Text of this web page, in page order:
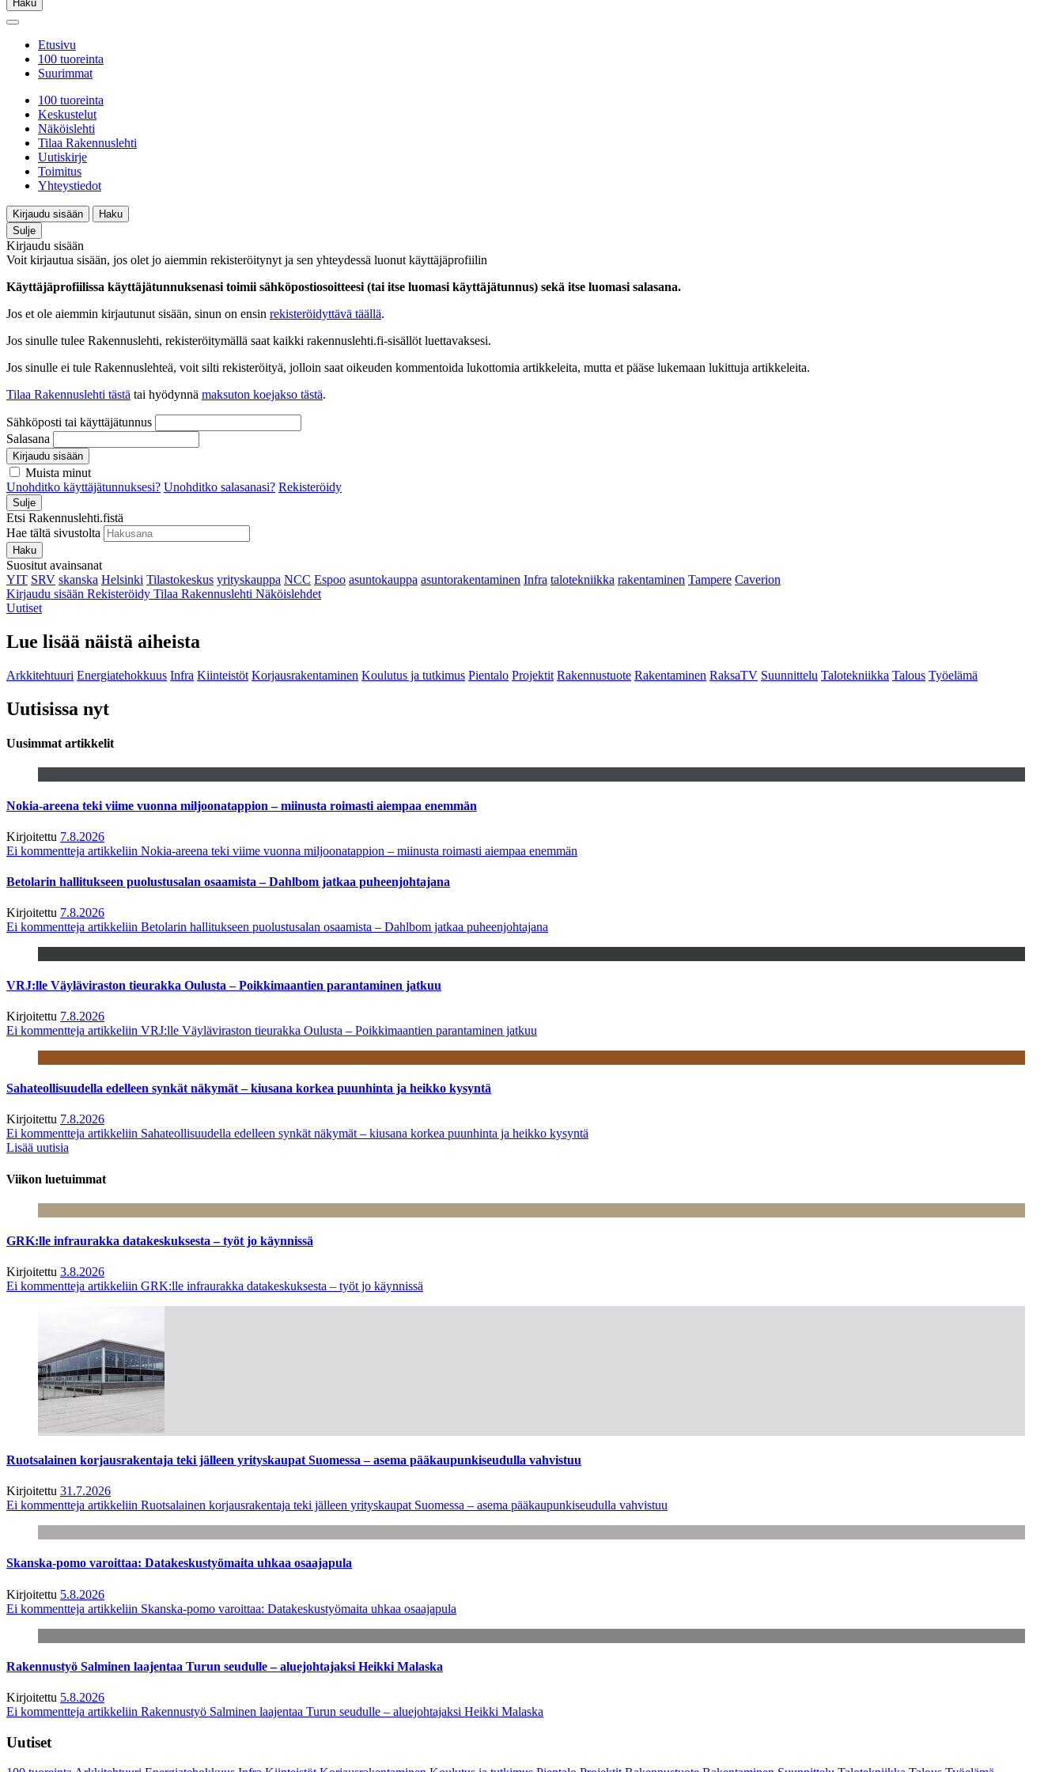
Haku
Etusivu
100 tuoreinta
Suurimmat
100 tuoreinta
Keskustelut
Näköislehti
Tilaa Rakennuslehti
Uutiskirje
Toimitus
Yhteystiedot
Kirjaudu sisään
Haku
Sulje
Kirjaudu sisään
Voit kirjautua sisään, jos olet jo aiemmin rekisteröitynyt ja sen yhteydessä luonut käyttäjäprofiilin
Käyttäjäprofiilissa käyttäjätunnuksenasi toimii sähköpostiosoitteesi (tai itse luomasi käyttäjätunnus) sekä itse luomasi salasana.
Jos et ole aiemmin kirjautunut sisään, sinun on ensin rekisteröidyttävä täällä.
Jos sinulle tulee Rakennuslehti, rekisteröitymällä saat kaikki rakennuslehti.fi-sisällöt luettavaksesi.
Jos sinulle ei tule Rakennuslehteä, voit silti rekisteröityä, jolloin saat oikeuden kommentoida lukottomia artikkeleita, mutta et pääse lukemaan lukittuja artikkeleita.
Tilaa Rakennuslehti tästä tai hyödynnä maksuton koejakso tästä.
Sähköposti tai käyttäjätunnus
Salasana
Kirjaudu sisään
Muista minut
Unohditko käyttäjätunnuksesi? Unohditko salasanasi? Rekisteröidy
Sulje
Etsi Rakennuslehti.fistä
Hae tältä sivustolta
Haku
Suositut avainsanat
YIT SRV skanska Helsinki Tilastokeskus yrityskauppa NCC Espoo asuntokauppa asuntorakentaminen Infra talotekniikka rakentaminen Tampere Caverion
Kirjaudu sisään Rekisteröidy Tilaa Rakennuslehti Näköislehdet
Uutiset
Lue lisää näistä aiheista
Arkkitehtuuri Energiatehokkuus Infra Kiinteistöt Korjausrakentaminen Koulutus ja tutkimus Pientalo Projektit Rakennustuote Rakentaminen RaksaTV Suunnittelu Talotekniikka Talous Työelämä
Uutisissa nyt
Uusimmat artikkelit
Nokia-areena teki viime vuonna miljoonatappion – miinusta roimasti aiempaa enemmän
Kirjoitettu 7.8.2026
Ei kommentteja artikkeliin Nokia-areena teki viime vuonna miljoonatappion – miinusta roimasti aiempaa enemmän
Betolarin hallitukseen puolustusalan osaamista – Dahlbom jatkaa puheenjohtajana
Kirjoitettu 7.8.2026
Ei kommentteja artikkeliin Betolarin hallitukseen puolustusalan osaamista – Dahlbom jatkaa puheenjohtajana
VRJ:lle Väyläviraston tieurakka Oulusta – Poikkimaantien parantaminen jatkuu
Kirjoitettu 7.8.2026
Ei kommentteja artikkeliin VRJ:lle Väyläviraston tieurakka Oulusta – Poikkimaantien parantaminen jatkuu
Sahateollisuudella edelleen synkät näkymät – kiusana korkea puunhinta ja heikko kysyntä
Kirjoitettu 7.8.2026
Ei kommentteja artikkeliin Sahateollisuudella edelleen synkät näkymät – kiusana korkea puunhinta ja heikko kysyntä
Lisää uutisia
Viikon luetuimmat
GRK:lle infraurakka datakeskuksesta – työt jo käynnissä
Kirjoitettu 3.8.2026
Ei kommentteja artikkeliin GRK:lle infraurakka datakeskuksesta – työt jo käynnissä
Ruotsalainen korjausrakentaja teki jälleen yrityskaupat Suomessa – asema pääkaupunkiseudulla vahvistuu
Kirjoitettu 31.7.2026
Ei kommentteja artikkeliin Ruotsalainen korjausrakentaja teki jälleen yrityskaupat Suomessa – asema pääkaupunkiseudulla vahvistuu
Skanska-pomo varoittaa: Datakeskustyömaita uhkaa osaajapula
Kirjoitettu 5.8.2026
Ei kommentteja artikkeliin Skanska-pomo varoittaa: Datakeskustyömaita uhkaa osaajapula
Rakennustyö Salminen laajentaa Turun seudulle – aluejohtajaksi Heikki Malaska
Kirjoitettu 5.8.2026
Ei kommentteja artikkeliin Rakennustyö Salminen laajentaa Turun seudulle – aluejohtajaksi Heikki Malaska
Uutiset